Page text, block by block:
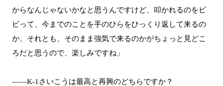
からなんじゃないかなと思うんですけど、叩かれるのをビ
ビって、今までのことを手のひらをひっくり返して来るの
か、それとも、そのまま強気で来るのかがちょっと見どこ
ろだと思うので、楽しみですね」
――K-1さいこうは最高と再興のどちらですか？